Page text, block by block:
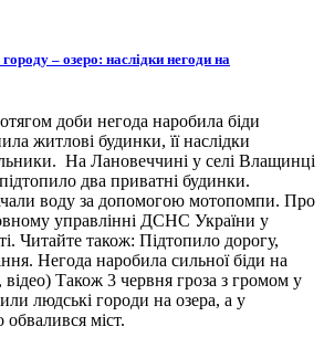
– озеро: наслідки негоди на
доби негода наробила біди
житлові будинки, її наслідки
На Лановеччині у селі Влащинці
два приватні будинки.
воду за допомогою мотопомпи. Про
управлінні ДСНС України у
Читайте також: Підтопило дорогу,
Негода наробила сильної біди на
Також 3 червня гроза з громом у
людські городи на озера, а у
обвалився міст.